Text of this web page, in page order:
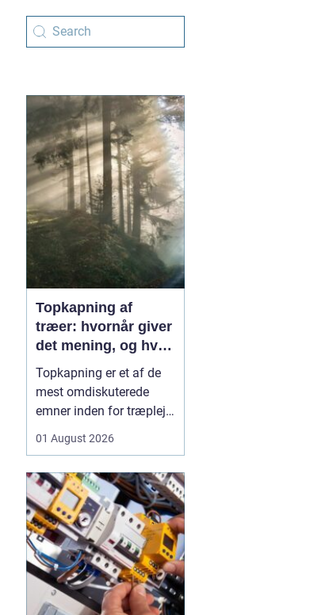
Topkapning af
træer: hvornår giver
det mening, og hvad
skal du være
opmærksom på?
Topkapning er et af de
mest omdiskuterede
emner inden for træpleje.
på et for højt træ tæt på
tænker, at problemet er
løst, hvis man bare s...
01 August 2026